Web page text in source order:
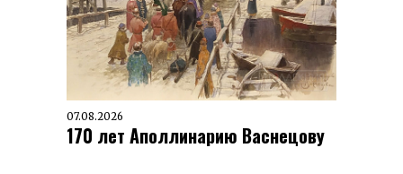
07.08.2026
170 лет Аполлинарию Васнецову